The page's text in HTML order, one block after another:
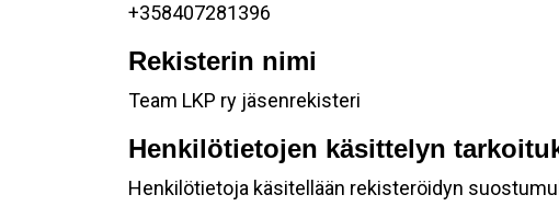
+358407281396
Rekisterin nimi
Team LKP ry jäsenrekisteri
Henkilötietojen käsittelyn
Henkilötietoja käsitellään rekisteröidyn